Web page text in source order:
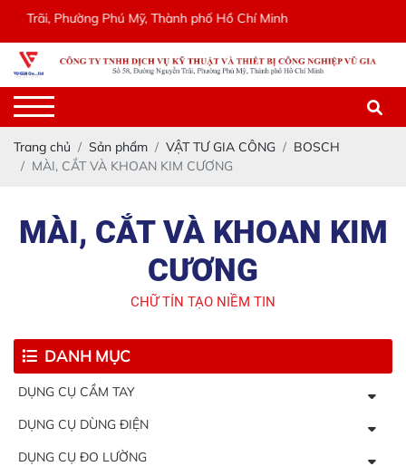
Phú Mỹ, Thành phố Hồ Chí Minh
Trang chủ Sản phẩm VẬT TƯ GIA CÔNG
BOSCH
MÀI, CẮT VÀ KHOAN KIM CƯƠNG
MÀI, CẮT VÀ KHOAN KIM
CƯƠNG
CHỮ TÍN TẠO NIỀM TIN
DANH MỤC
DỤNG CỤ CẦM TAY
DỤNG CỤ DÙNG ĐIỆN
DỤNG CỤ ĐO LƯỜNG